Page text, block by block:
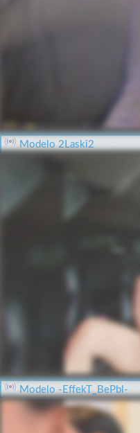
Modelo 2Laski2
Modelo -EffekT_BePbl-